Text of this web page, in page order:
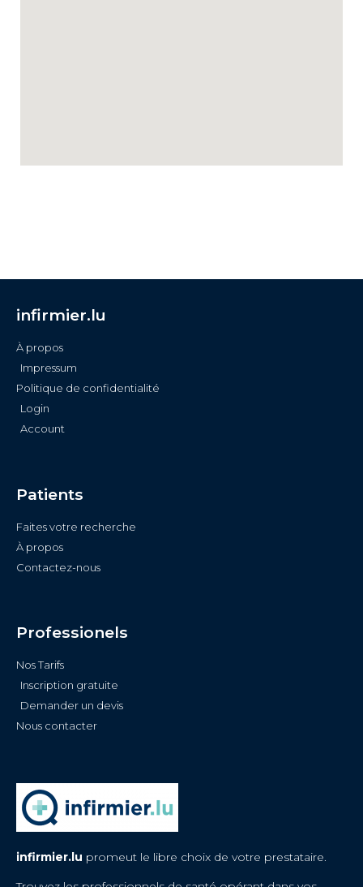
infirmier.lu
À propos
Impressum
Politique de confidentialité
Login
Account
Patients
Faites votre recherche
À propos
Contactez-nous
Professionels
Nos Tarifs
Inscription gratuite
Demander un devis
Nous contacter
infirmier.lu promeut le libre choix de votre prestataire.